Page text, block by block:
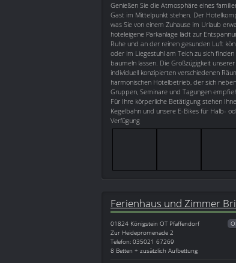
Genießen Sie die Atmosphäre eines
Gast im Mittelpunkt stehen. Der
was Sie von einem Zuhause im Urlaub
hoteleigene Parkanlage lädt zur
Ruhe und an der reinen gesunden Luft
oder im Liegestuhl am Teich zu sich
baumeln lassen. Die Großzügigkeit
individuell konzipierten verschiedenen
harmonischen Hotelbetrieb, der sich
Gruppen, Seminare und Tagungen
Für Ihre körperliche Betätigung stehen
Kegelbahn und unsere E-Bikes für Halb-
Verfügung
Ferienhaus und Zimmer
01824 Königstein OT Pfaffendorf
Zur Heidepromenade 2
Telefon: 035021 67269
8 Betten + zusätzlich Aufbettung